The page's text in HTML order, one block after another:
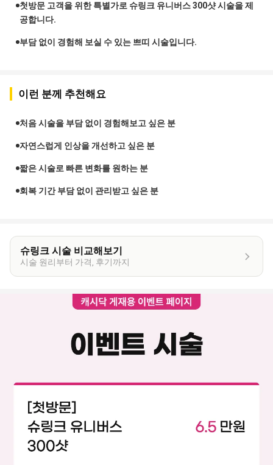
첫방문 고객을 위한 특별가로 슈링크 유니버스 300샷 시술을 제
공합니다.
부담 없이 경험해 보실 수 있는 쁘띠 시술입니다.
이런 분께 추천해요
처음 시술을 부담 없이 경험해보고 싶은 분
자연스럽게 인상을 개선하고 싶은 분
짧은 시술로 빠른 변화를 원하는 분
회복 기간 부담 없이 관리받고 싶은 분
슈링크 시술 비교해보기
시술 원리부터 가격, 후기까지
세